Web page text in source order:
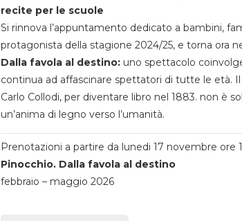
recite per le scuole
Si rinnova l’appuntamento dedicato a bambini,
protagonista della stagione 2024/25, e torna ora
Dalla favola al destino:uno spettacolo
continua ad affascinare spettatori di tutte le età.
Carlo Collodi, per diventare libro nel 1883. non è
un’anima di legno verso l’umanità.
Prenotazioni a partire da lunedi 17 novembre ore
Pinocchio. Dalla favola al destino
febbraio – maggio 2026